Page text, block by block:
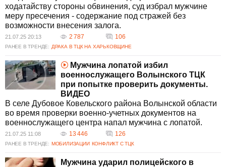
ходатайству стороны обвинения, суд избрал мужчине
меру пресечения - содержание под стражей без
возможности внесения залога.
21.07.25 20:13 2 787 106
РАНЕЕ В ТРЕНДЕ: ДРАКА В ТЦК НА ХАРЬКОВЩИНЕ
Мужчина лопатой избил
военнослужащего Волынского ТЦК
при попытке проверить документы.
ВИДЕО
В селе Дубовое Ковельского района Волынской области
во время проверки военно-учетных документов на
военнослужащего центра напал мужчина с лопатой.
21.07.25 11:08 13 446 126
РАНЕЕ В ТРЕНДЕ: МОБИЛИЗАЦИИ КОНФЛИКТ С ТЦК
Мужчина ударил полицейского в